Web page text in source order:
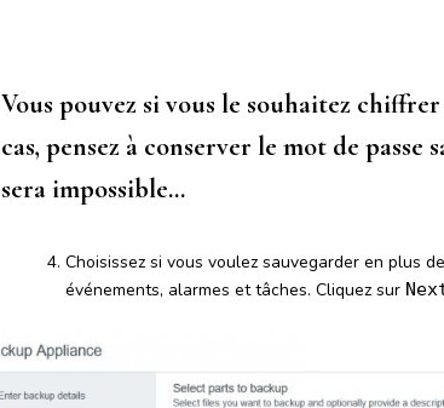
Vous pouvez si vous le souhaitez chiffrer
cas, pensez à conserver le mot de
sera impossible…
Choisissez si vous voulez sauvegarder en plus
événements, alarmes et tâches. Cliquez sur